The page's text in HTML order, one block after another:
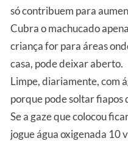
só contribuem para
Cubra o machucado
criança for para áreas
casa, pode deixar aberto.
Limpe, diariamente, com
porque pode soltar fiapos
Se a gaze que colocou
jogue água oxigenada 10